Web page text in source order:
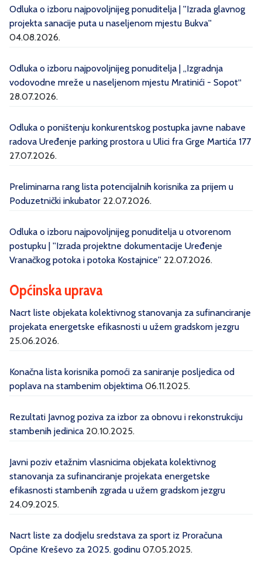
Odluka o izboru najpovoljnijeg ponuditelja | ''Izrada glavnog
projekta sanacije puta u naseljenom mjestu Bukva''
04.08.2026.
Odluka o izboru najpovoljnijeg ponuditelja | „Izgradnja
vodovodne mreže u naseljenom mjestu Mratinići - Sopot“
28.07.2026.
Odluka o poništenju konkurentskog postupka javne nabave
radova Uređenje parking prostora u Ulici fra Grge Martića 177
27.07.2026.
Preliminarna rang lista potencijalnih korisnika za prijem u
Poduzetnički inkubator 22.07.2026.
Odluka o izboru najpovoljnijeg ponuditelja u otvorenom
postupku | ''Izrada projektne dokumentacije Uređenje
Vranačkog potoka i potoka Kostajnice'' 22.07.2026.
Općinska uprava
Nacrt liste objekata kolektivnog stanovanja za sufinanciranje
projekata energetske efikasnosti u užem gradskom jezgru
25.06.2026.
Konačna lista korisnika pomoći za saniranje posljedica od
poplava na stambenim objektima 06.11.2025.
Rezultati Javnog poziva za izbor za obnovu i rekonstrukciju
stambenih jedinica 20.10.2025.
Javni poziv etažnim vlasnicima objekata kolektivnog
stanovanja za sufinanciranje projekata energetske
efikasnosti stambenih zgrada u užem gradskom jezgru
24.09.2025.
Nacrt liste za dodjelu sredstava za sport iz Proračuna
Općine Kreševo za 2025. godinu 07.05.2025.